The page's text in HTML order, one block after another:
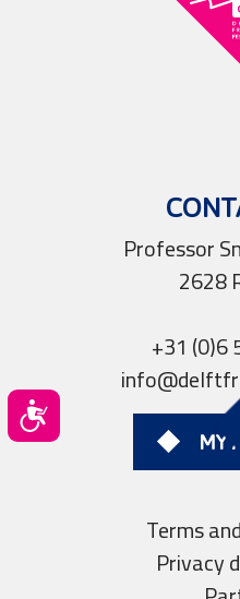
Toegankelijkheid
Professor
2628
+31 (0)6
MY
Terms
Privacy